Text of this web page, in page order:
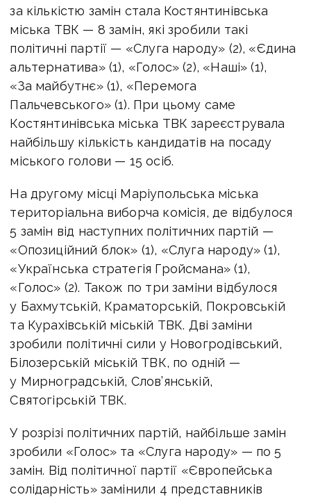
за кількістю замін стала Костянтинівська
міська ТВК — 8 замін, які зробили такі
політичні партії — «Слуга народу» (2), «Єдина
альтернатива» (1), «Голос» (2), «Наші» (1),
«За майбутнє» (1), «Перемога
Пальчевського» (1). При цьому саме
Костянтинівська міська ТВК зареєструвала
найбільшу кількість кандидатів на посаду
міського голови — 15 осіб.
На другому місці Маріупольська міська
територіальна виборча комісія, де відбулося
5 замін від наступних політичних партій —
«Опозиційний блок» (1), «Слуга народу» (1),
«Українська стратегія Гройсмана» (1),
«Голос» (2). Також по три заміни відбулося
у Бахмутській, Краматорській, Покровській
та Курахівській міській ТВК. Дві заміни
зробили політичні сили у Новогродівський,
Білозерській міській ТВК, по одній —
у Мирноградській, Слов’янській,
Святогірській ТВК.
У розрізі політичних партій, найбільше замін
зробили «Голос» та «Слуга народу» — по 5
замін. Від політичної партії «Європейська
солідарність» замінили 4 представників